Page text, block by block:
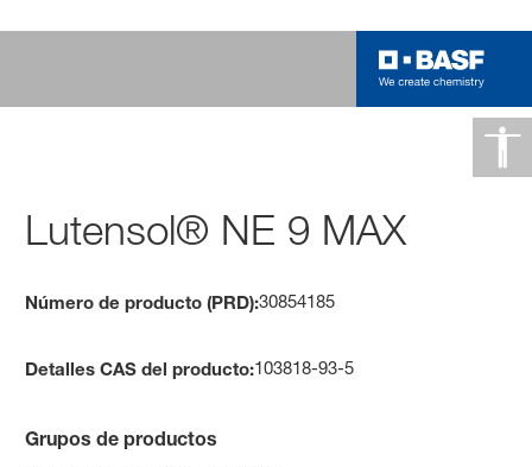
Lutensol® NE 9 MAX
Número de producto (PRD):30854185
Detalles CAS del producto:103818-93-5
Grupos de productos